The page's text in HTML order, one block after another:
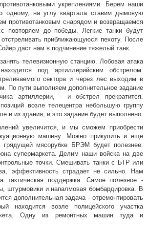
укреплениями. Берем наши
одному, на углу квартала ставим дымовую
противотанковым снарядом и возвращаемся
повторяем до победы. Легкие танки будут
приближающуюся пехоту. После
даст нам в подчинение тяжелый танк.
телевизионную станцию. Лобовая атака
под артиллерийским обстрелом.
сектора и через лес выходим в
По пути выполняем дополнительное задание
артиллерии, - и обстрел прекратится.
возле телецентра небольшую группу
и из здания, и это задание будет выполнено.
увеличится, и мы сможем приобрести
машину. Можно прикупить и еще
мясорубке БРЭМ будет полезнее.
супермаркета. Делим наши войска на две
точки. Смешивать танки с БТР или
эффективность страдает не сильно. Нам
тактическая поддержка. Самое полезное -
штурмовики и напалмовая бомбардировка. В
дополнительная задача - отремонтировать
находится возле полицейского участка
Одну из ремонтных машин туда и